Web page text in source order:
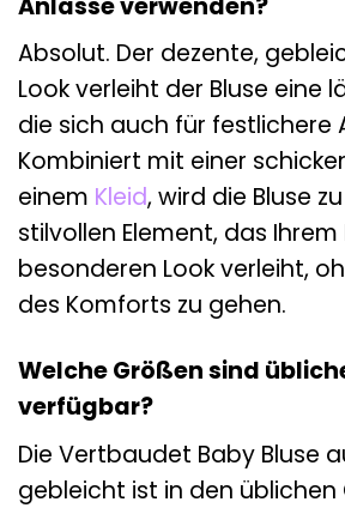
Absolut. Der dezente,
Look verleiht der Bluse eine
die sich auch für festlichere
Kombiniert mit einer
einem Kleid, wird die Bluse
stilvollen Element, das
besonderen Look verleiht,
des Komforts zu gehen.
Welche Größen sind
verfügbar?
Die Vertbaudet Baby Bluse
gebleicht ist in den üblichen